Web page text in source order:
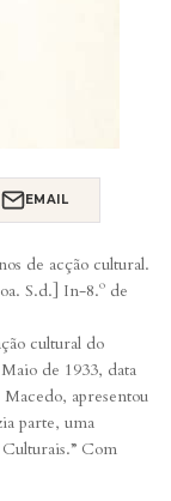
EMAIL
de acção cultural.
S.d.] In-8.º de
cultural do
de 1933, data
apresentou
parte, uma
Com